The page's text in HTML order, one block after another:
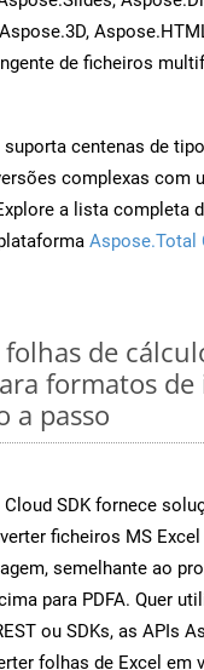
de ficheiros
centenas de
complexas com
a lista completa
Aspose.Total
de
formatos
a passo
SDK fornece
ficheiros MS
semelhante ao
para PDFA. Quer
ou SDKs, as APIs
folhas de Excel em